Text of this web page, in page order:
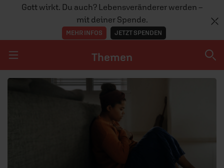
Gott wirkt. Du auch? Lebensveränderer werden –
mit deiner Spende.
MEHR INFOS JETZT SPENDEN
Navigation überspringen
Themen